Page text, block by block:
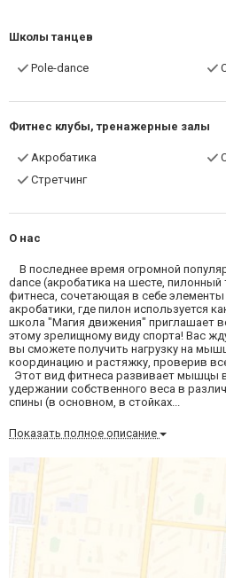
Школы танцев
Pole-dance
Фитнес клубы, тренажерные залы
Акробатика
Стретчинг
О нас
В последнее время огромной
dance (акробатика на шесте,
фитнеса, сочетающая в себе
акробатики, где пилон используется
школа "Магия движения" приглашает
этому зрелищному виду спорта! Вас
вы сможете получить нагрузку на
координацию и растяжку, проверив
Этот вид фитнеса развивает мышцы
удержании собственного веса в
спины (в основном, в стойках...
Показать полное описание